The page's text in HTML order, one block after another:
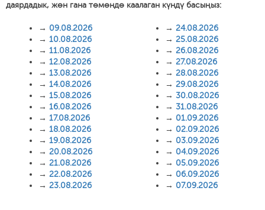
даярдадык, жөн гана төмөндө каалаган күндү басыңыз:
→ 09.08.2026
→ 10.08.2026
→ 11.08.2026
→ 12.08.2026
→ 13.08.2026
→ 14.08.2026
→ 15.08.2026
→ 16.08.2026
→ 17.08.2026
→ 18.08.2026
→ 19.08.2026
→ 20.08.2026
→ 21.08.2026
→ 22.08.2026
→ 23.08.2026
→ 24.08.2026
→ 25.08.2026
→ 26.08.2026
→ 27.08.2026
→ 28.08.2026
→ 29.08.2026
→ 30.08.2026
→ 31.08.2026
→ 01.09.2026
→ 02.09.2026
→ 03.09.2026
→ 04.09.2026
→ 05.09.2026
→ 06.09.2026
→ 07.09.2026